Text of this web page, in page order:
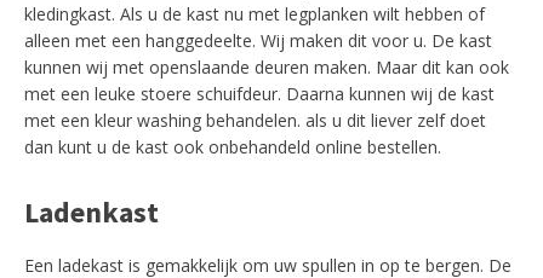
kledingkast. Als u de kast nu met legplanken wilt hebben of
alleen met een hanggedeelte. Wij maken dit voor u. De kast
kunnen wij met openslaande deuren maken. Maar dit kan ook
met een leuke stoere schuifdeur. Daarna kunnen wij de kast
met een kleur washing behandelen. als u dit liever zelf doet
dan kunt u de kast ook onbehandeld online bestellen.
Ladenkast
Een ladekast is gemakkelijk om uw spullen in op te bergen. De